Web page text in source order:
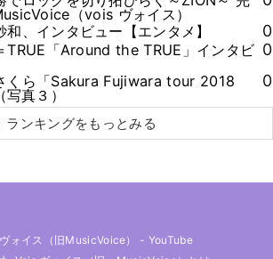
（vois ヴォイス）
和、インタビュー【エンタメ】
0
TRUE「Around the TRUE」インタビ 0
くら「Sakura Fujiwara tour 2018
真３）
0
ランキングをもっとみる
イス（旧MusicVoice） - YouTube